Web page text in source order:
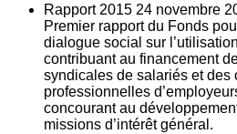
Rapport 2015 24 novembre
Premier rapport du Fonds
dialogue social sur
contribuant au financement
syndicales de salariés et des
professionnelles
concourant au
missions d’intérêt général.